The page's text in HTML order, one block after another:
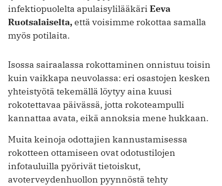
infektiopuolelta apulaisylilääkäri Eeva
Ruotsalaiselta,että voisimme rokottaa samalla
myös potilaita.
Isossa sairaalassa rokottaminen onnistuu toisin
kuin vaikkapa neuvolassa: eri osastojen kesken
yhteistyötä tekemällä löytyy aina kuusi
rokotettavaa päivässä, jotta rokoteampulli
kannattaa avata, eikä annoksia mene hukkaan.
Muita keinoja odottajien kannustamisessa
rokotteen ottamiseen ovat odotustilojen
infotauluilla pyörivät tietoiskut,
avoterveydenhuollon pyynnöstä tehty